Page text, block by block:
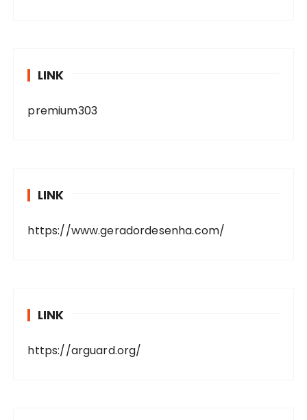
LINK
premium303
LINK
https://www.geradordesenha.com/
LINK
https://arguard.org/